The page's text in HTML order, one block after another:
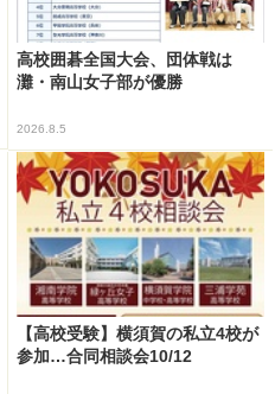
高校囲碁全国大会、団体戦は
灘・南山女子部が優勝
2026.8.5
【高校受験】横須賀の私立4校が
参加…合同相談会10/12